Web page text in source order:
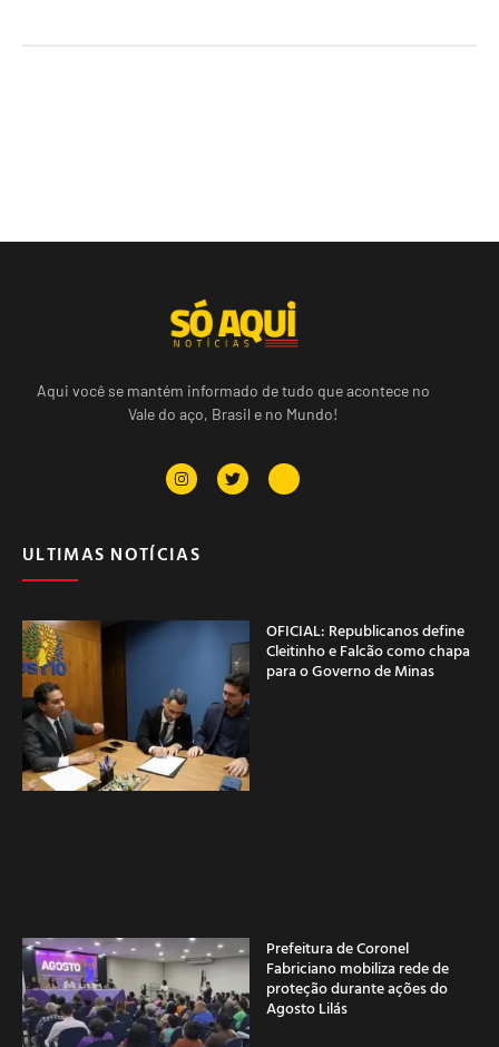
Aqui você se mantém informado de tudo que acontece no
Vale do aço, Brasil e no Mundo!
ULTIMAS NOTÍCIAS
OFICIAL: Republicanos define
Cleitinho e Falcão como chapa
para o Governo de Minas
Prefeitura de Coronel
Fabriciano mobiliza rede de
proteção durante ações do
Agosto Lilás